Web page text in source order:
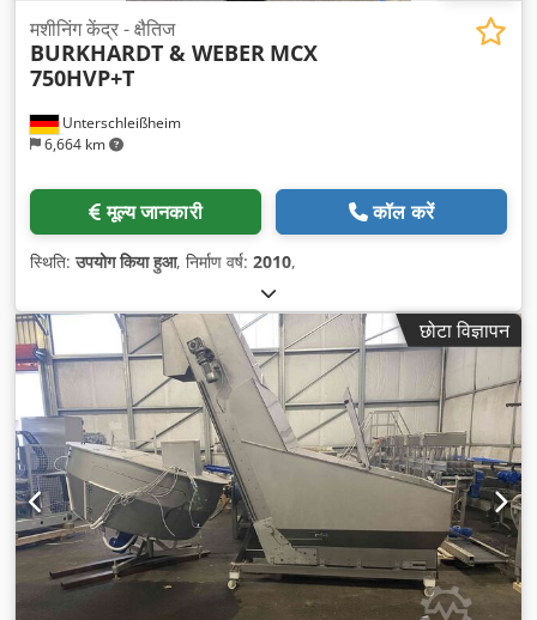
Unterschleißheim
6,664 km
मशीनिंग केंद्र - क्षैतिज
BURKHARDT & WEBER MCX
750HVP+T
मूल्य जानकारी कॉल करें
स्थिति:उपयोग किया हुआ, निर्माण वर्ष: 2010,
छोटा विज्ञापन